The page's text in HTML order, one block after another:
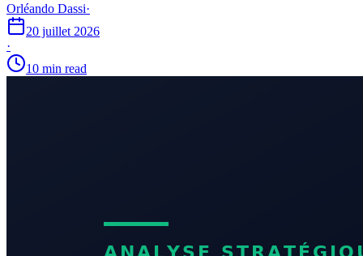
Orléando Dassi·
20 juillet 2026
·
10 min read